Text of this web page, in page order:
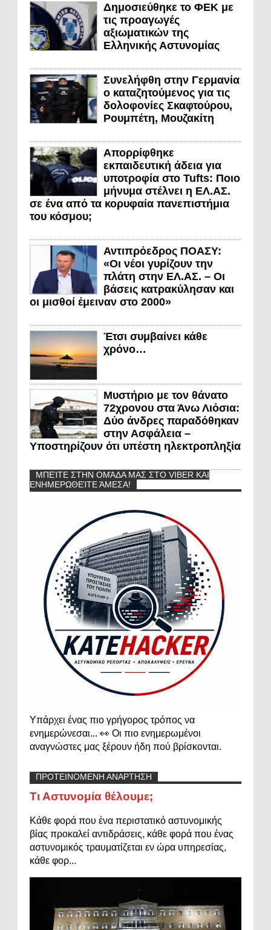
Δημοσιεύθηκε το ΦΕΚ με
τις προαγωγές
αξιωματικών της
Ελληνικής Αστυνομίας
Συνελήφθη στην Γερμανία
ο καταζητούμενος για τις
δολοφονίες Σκαφτούρου,
Ρουμπέτη, Μουζακίτη
Απορρίφθηκε
εκπαιδευτική άδεια για
υποτροφία στο Tufts: Ποιο
μήνυμα στέλνει η ΕΛ.ΑΣ.
σε ένα από τα κορυφαία πανεπιστήμια
του κόσμου;
Αντιπρόεδρος ΠΟΑΣΥ:
«Οι νέοι γυρίζουν την
πλάτη στην ΕΛ.ΑΣ. – Οι
βάσεις κατρακύλησαν και
οι μισθοί έμειναν στο 2000»
Έτσι συμβαίνει κάθε
χρόνο…
Μυστήριο με τον θάνατο
72χρονου στα Άνω Λιόσια:
Δύο άνδρες παραδόθηκαν
στην Ασφάλεια –
Υποστηρίζουν ότι υπέστη ηλεκτροπληξία
ΜΠΕΊΤΕ ΣΤΗΝ ΟΜΆΔΑ ΜΑΣ ΣΤΟ VIBER ΚΑΙ
ΕΝΗΜΕΡΩΘΕΊΤΕ ΆΜΕΣΑ!
Υπάρχει ένας πιο γρήγορος τρόπος να
ενημερώνεσαι... 👀 Οι πιο ενημερωμένοι
αναγνώστες μας ξέρουν ήδη πού βρίσκονται.
ΠΡΟΤΕΙΝΟΜΕΝΗ ΑΝΑΡΤΗΣΗ
Τι Αστυνομία θέλουμε;
Κάθε φορά που ένα περιστατικό αστυνομικής
βίας προκαλεί αντιδράσεις, κάθε φορά που ένας
αστυνομικός τραυματίζεται εν ώρα υπηρεσίας,
κάθε φορ...